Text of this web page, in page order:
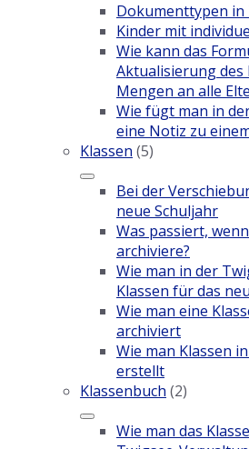
Dokumenttypen in
Kinder mit
Wie kann das
Aktualisierung
Mengen an alle
Wie fügt man in
eine Notiz zu
Klassen (5)
Bei der
neue Schuljahr
Was passiert,
archiviere?
Wie man in der
Klassen für das
Wie man eine
archiviert
Wie man Klassen
erstellt
Klassenbuch (2)
Wie man das